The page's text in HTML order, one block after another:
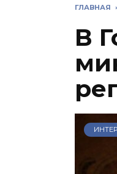
ГЛАВНАЯ
В